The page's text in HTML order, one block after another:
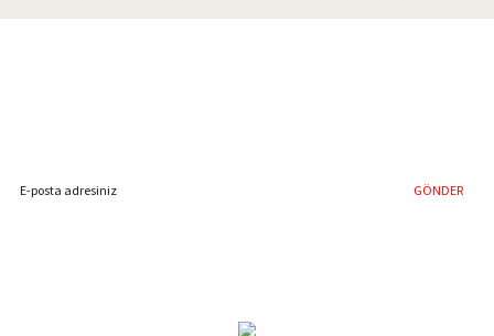
Gönder
GÖNDER